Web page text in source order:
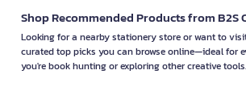
Shop Recommended Products from B2S
Looking for a nearby stationery store or want to visit
curated top picks you can browse online—ideal for
you're book hunting or exploring other creative tools.